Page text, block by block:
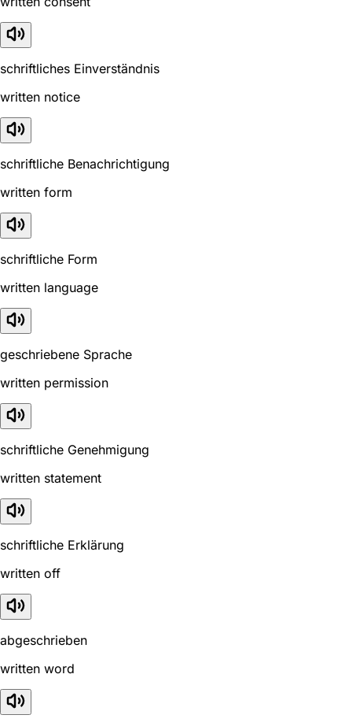
schriftliches Einverständnis
written notice
schriftliche Benachrichtigung
written form
schriftliche Form
written language
geschriebene Sprache
written permission
schriftliche Genehmigung
written statement
schriftliche Erklärung
written off
abgeschrieben
written word